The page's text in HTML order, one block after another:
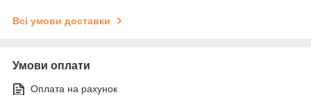
Всі умови доставки
Умови оплати
Оплата на рахунок